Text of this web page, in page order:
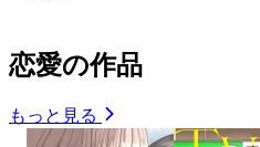
恋愛の作品
もっと見る